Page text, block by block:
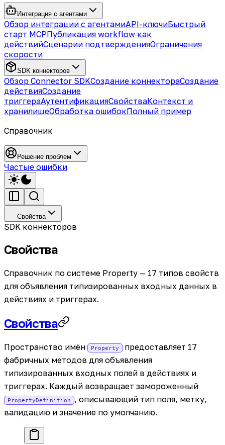
Интеграция с агентами
Обзор интеграции с агентамиAPI-ключиБыстрый
старт MCPПубликация workflow как
действийСценарии подтвержденияОграничения
скорости
SDK коннекторов
Обзор Connector SDKСоздание коннектораСоздание
действияСоздание
триггераАутентификацияСвойстваКонтекст и
хранилищеОбработка ошибокПолный пример
Справочник
Решение проблем
Частые ошибки
Свойства
SDK коннекторов
Свойства
Справочник по системе Property — 17 типов свойств
для объявления типизированных входных данных в
действиях и триггерах.
Свойства
Пространство имён Property
предоставляет 17
фабричных методов для объявления
типизированных входных полей в действиях и
триггерах. Каждый возвращает замороженный
PropertyDefinition
, описывающий тип поля, метку,
валидацию и значение по умолчанию.